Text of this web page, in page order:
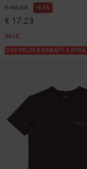
€ 45,95 63%
€ 17,23
SALE
DOPPELTER RABATT